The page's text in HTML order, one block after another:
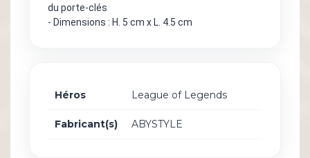
du porte-clés
- Dimensions : H. 5 cm x L. 4.5 cm
Héros League of Legends
Fabricant(s) ABYSTYLE